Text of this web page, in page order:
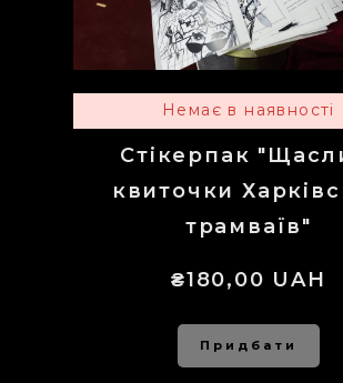
Немає в наявності
Стікерпак
квиточки
трамваїв"
₴180,00 UAH
Придбати